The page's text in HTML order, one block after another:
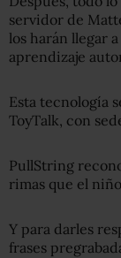
servidor de
los harán llegar
aprendizaje
Esta tecnología
ToyTalk, con
PullString
rimas que el
Y para darles
frases